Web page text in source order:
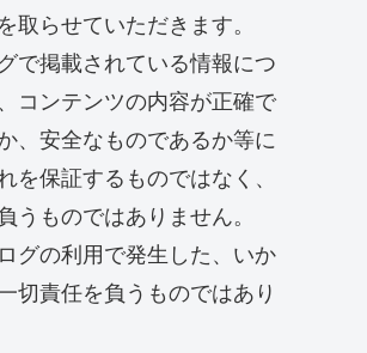
取らせていただきます。
で掲載されている情報につ
コンテンツの内容が正確で
、安全なものであるか等に
を保証するものではなく、
うものではありません。
グの利用で発生した、いか
切責任を負うものではあり